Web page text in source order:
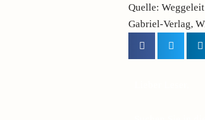
Quelle:
Gabriel-Verlag,